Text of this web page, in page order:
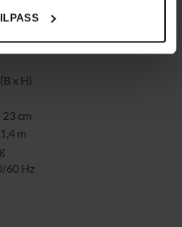
x 97 cm (B x D x H)
(B x D)
x H)
cm
m
60 Hz